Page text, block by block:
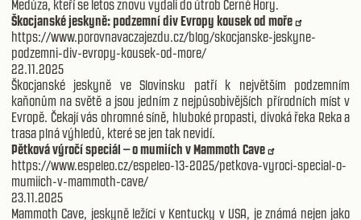
Medúza, kteří se letos znovu vydali do útrob Černé Hory.
Škocjanské jeskyně: podzemní div Evropy kousek od moře
https://www.porovnavaczajezdu.cz/blog/skocjanske-jeskyne-
podzemni-div-evropy-kousek-od-more/
22.11.2025
Škocjanské jeskyně ve Slovinsku patří k největším podzemním
kaňonům na světě a jsou jedním z nejpůsobivějších přírodních míst v
Evropě. Čekají vás ohromné síně, hluboké propasti, divoká řeka Reka a
trasa plná výhledů, které se jen tak nevidí.
Pětková výročí speciál – o mumiích v Mammoth Cave
https://www.espeleo.cz/espeleo-13-2025/petkova-vyroci-special-o-
mumiich-v-mammoth-cave/
23.11.2025
Mammoth Cave, jeskyně ležící v Kentucky v USA, je známá nejen jako